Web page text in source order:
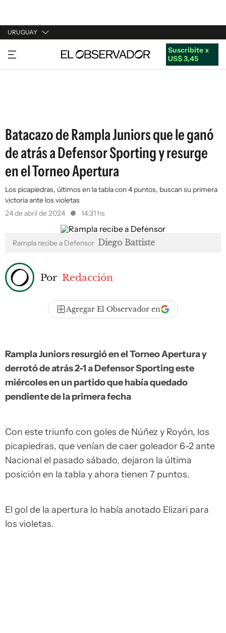
URUGUAY
URUGUAY
ARGENTINA
Suscribite x
US$ 3,45
Batacazo de Rampla Juniors que le ganó
de atrás a Defensor Sporting y resurge
en el Torneo Apertura
Los picapiedras, últimos en la tabla con 4 puntos, buscan su primera
victoria ante los violetas
24 de abril de 2024
14:31 hs
Rampla recibe a Defensor Diego Battiste
Por Redacción
Agregar El Observador en
Rampla Juniors resurgió en el Torneo Apertura y
derrotó de atrás 2-1 a Defensor Sporting este
miércoles en un partido que había quedado
pendiente de la primera fecha
Con este triunfo con goles de Núñez y Royón, los
picapiedras, que venían de caer goleador 6-2 ante
Nacional el pasado sábado, dejaron la última
posición en la tabla y ahora tienen 7 puntos.
El gol de la apertura lo había anotado Elizari para
los violetas.